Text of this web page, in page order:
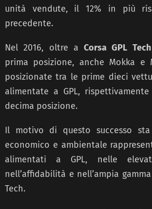
unità vendute, il 12% in più
precedente.
Nel 2016, oltre a Corsa GPL Tech
prima posizione, anche Mokka e
posizionate tra le prime dieci
alimentate a GPL,
decima posizione.
Il motivo di questo successo
economico e ambientale
alimentati a GPL, nelle
nell’affidabilità e nell’ampia
Tech.